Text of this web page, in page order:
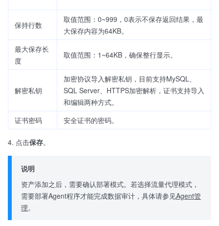
保持行数
取值范围：0~999，0表示不保存返回结果，最
大保存内容为64KB。
最大保存长
度
取值范围：1~64KB，确保整行显示。
解密私钥
加密协议导入解密私钥，目前支持MySQL、
SQL Server、HTTPS加密解析，证书支持导入
和编辑两种方式。
证书密码
安全证书的密码。
点击保存。
说明
资产添加之后，需要确认部署模式。若选择流量代理模式，
需要部署Agent程序才能完成数据审计，具体请参见Agent管
理。